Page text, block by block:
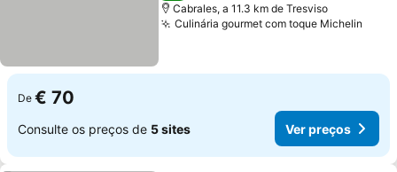
Cabrales, a 11.3 km de Tresviso
Culinária gourmet com toque Michelin
De € 70
Consulte os preços de 5 sites Ver preços